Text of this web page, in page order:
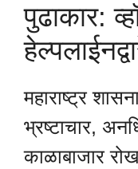
पुढाकार:
महाराष्ट्र
भ्रष्टाचार,
काळाबाजार